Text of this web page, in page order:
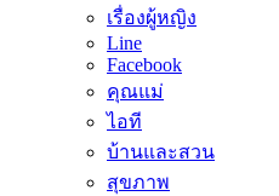
เรื่องผู้หญิง
Line
Facebook
คุณแม่
ไอที
บ้านและสวน
สุขภาพ